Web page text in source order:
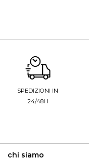
SPEDIZIONI IN
24/48H
chi siamo